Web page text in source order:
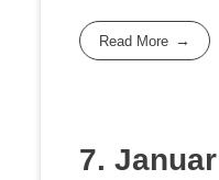
Read More
7.